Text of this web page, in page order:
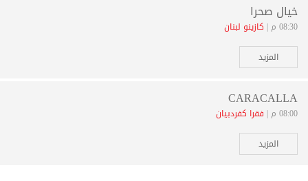
خيال صحرا
08:30 م |
كازينو لبنان
المزيد
CARACALLA
08:00 م |
فقرا كفردبيان
المزيد